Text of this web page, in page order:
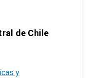
de Chile
y